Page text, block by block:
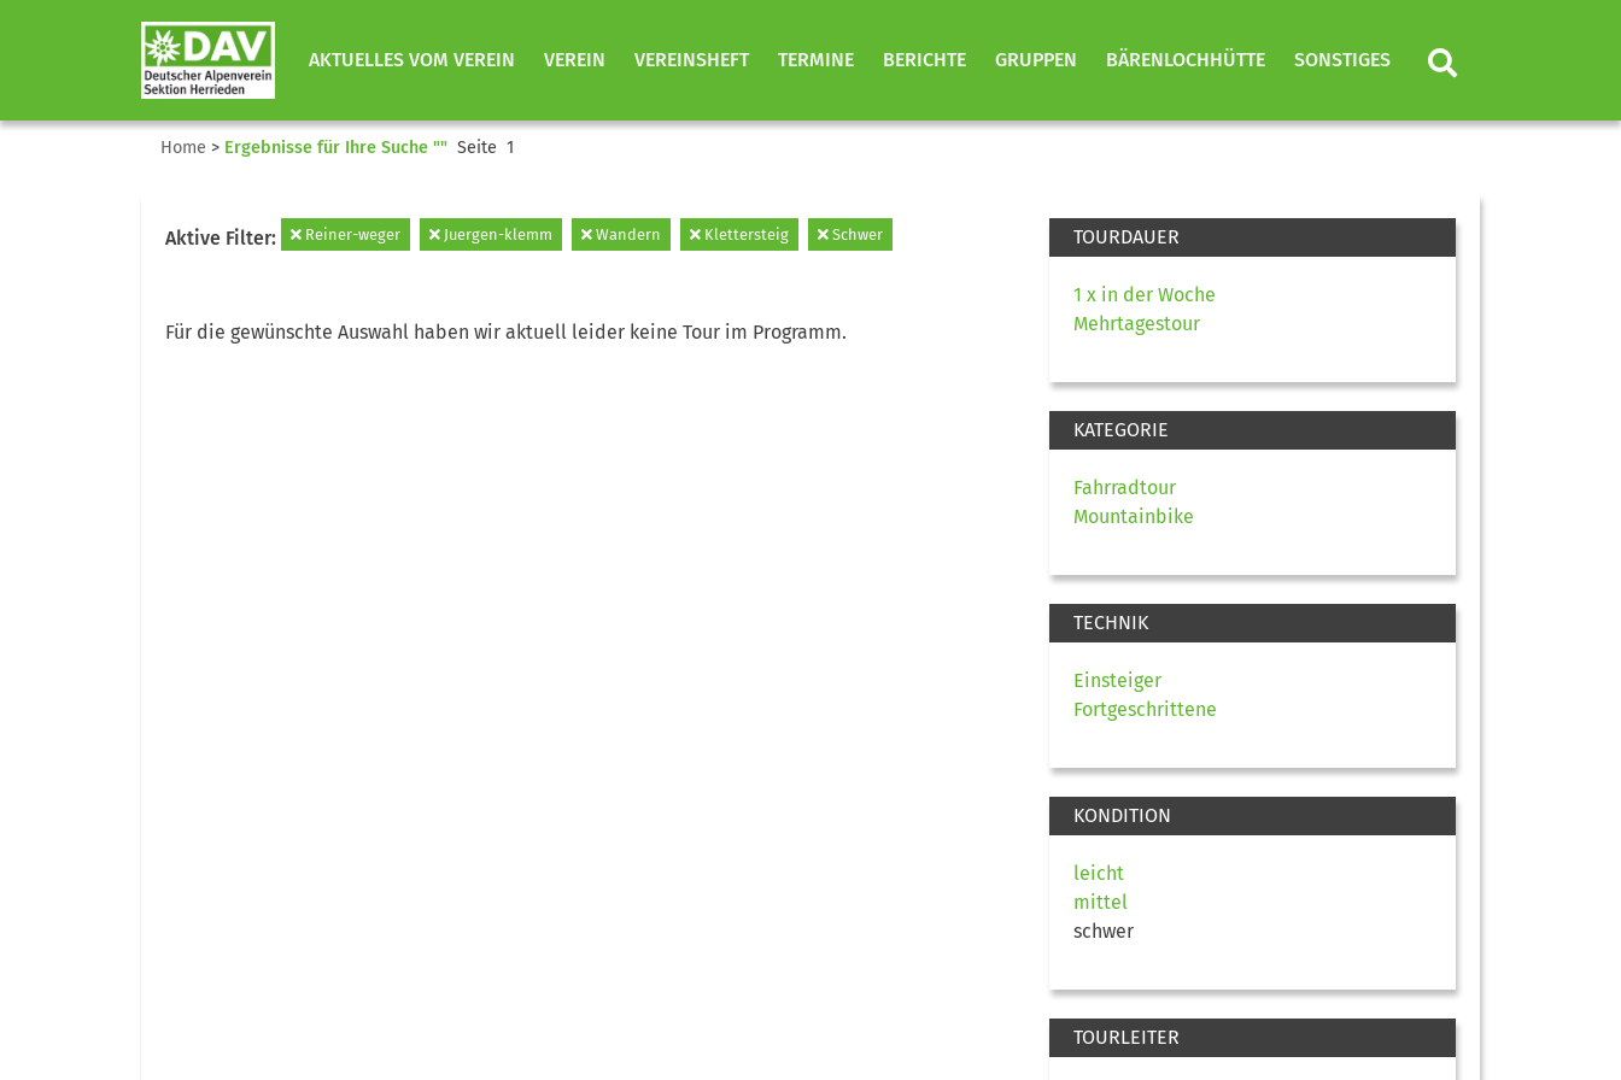
AKTUELLES VOM VEREIN VEREIN VEREINSHEFT TERMINE BERICHTE GRUPPEN BÄRENLOCHHÜTTE SONSTIGES
Home > Ergebnisse für Ihre Suche "" Seite 1
Aktive Filter: Reiner-weger Juergen-klemm Wandern Klettersteig Schwer
Für die gewünschte Auswahl haben wir aktuell leider keine Tour im Programm.
TOURDAUER
1 x in der Woche
Mehrtagestour
KATEGORIE
Fahrradtour
Mountainbike
TECHNIK
Einsteiger
Fortgeschrittene
KONDITION
leicht
mittel
schwer
TOURLEITER